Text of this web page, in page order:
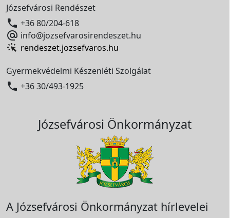
Józsefvárosi Rendészet
 +36 80/204-618
 info@jozsefvarosirendeszet.hu
rendeszet.jozsefvaros.hu
Gyermekvédelmi Készenléti Szolgálat
 +36 30/493-1925
Józsefvárosi Önkormányzat
A Józsefvárosi Önkormányzat hírlevelei